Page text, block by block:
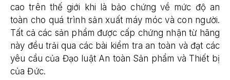
cao trên thế giới khi là bảo chứng về mức độ an
toàn cho quá trình sản xuất máy móc và con người.
Tất cả các sản phẩm được cấp chứng nhận từ hãng
này đều trải qua các bài kiểm tra an toàn và đạt các
yêu cầu của Đạo luật An toàn Sản phẩm và Thiết bị
của Đức.